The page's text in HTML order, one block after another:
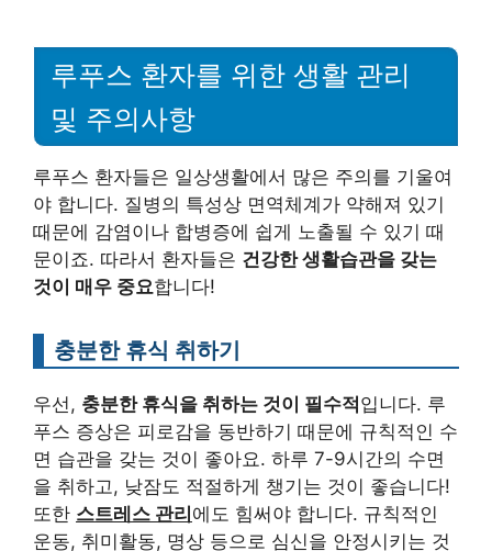
루푸스 환자를 위한 생활 관리
및 주의사항
루푸스 환자들은 일상생활에서 많은 주의를 기울여
야 합니다. 질병의 특성상 면역체계가 약해져 있기
때문에 감염이나 합병증에 쉽게 노출될 수 있기 때
문이죠. 따라서 환자들은 건강한 생활습관을 갖는
것이 매우 중요합니다!
충분한 휴식 취하기
우선, 충분한 휴식을 취하는 것이 필수적 입니다. 루
푸스 증상은 피로감을 동반하기 때문에 규칙적인 수
면 습관을 갖는 것이 좋아요. 하루 7-9시간의 수면
을 취하고, 낮잠도 적절하게 챙기는 것이 좋습니다!
또한 스트레스 관리 에도 힘써야 합니다. 규칙적인
운동, 취미활동, 명상 등으로 심신을 안정시키는 것